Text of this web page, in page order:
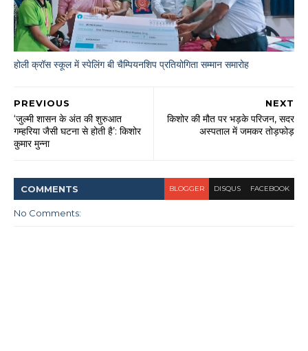
होली क्रॉस स्कूल में स्पेलिंग बी चैम्पियनशिप प्रतियोगिता सम्मान समारोह
NEXT
किशोर की मौत पर भड़के परिजन, सदर
अस्पताल में जमकर तोड़फोड़
PREVIOUS
‘जुल्मी शासन के अंत की शुरुआत
गम्हरिया जैसी घटना से होती है’: किशोर
कुमार मुन्ना
COMMENTS BLOGGER DISQUS FACEBOOK
No Comments: